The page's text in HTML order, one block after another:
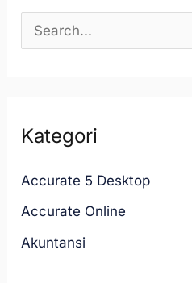
u
n
Kategori
Accurate 5 Desktop
Accurate Online
Akuntansi